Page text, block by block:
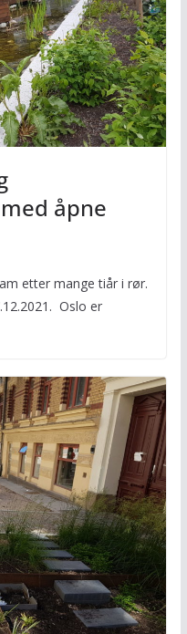
åpne
etter mange tiår i rør.
Oslo er